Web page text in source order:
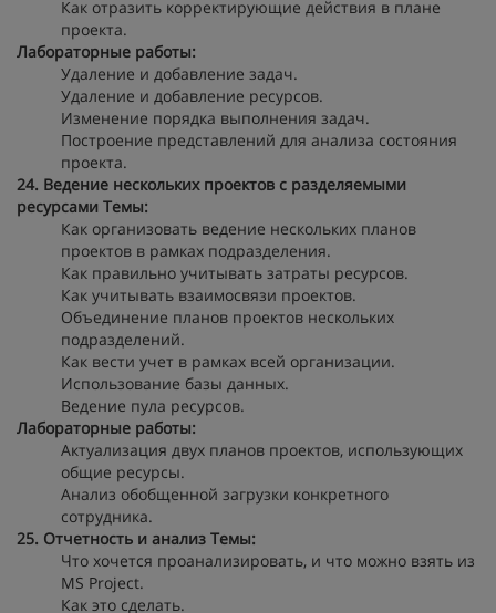
Как отразить корректирующие действия в плане
проекта.
Лабораторные работы:
Удаление и добавление задач.
Удаление и добавление ресурсов.
Изменение порядка выполнения задач.
Построение представлений для анализа состояния
проекта.
24. Ведение нескольких проектов с разделяемыми
ресурсами Темы:
Как организовать ведение нескольких планов
проектов в рамках подразделения.
Как правильно учитывать затраты ресурсов.
Как учитывать взаимосвязи проектов.
Объединение планов проектов нескольких
подразделений.
Как вести учет в рамках всей организации.
Использование базы данных.
Ведение пула ресурсов.
Лабораторные работы:
Актуализация двух планов проектов, использующих
общие ресурсы.
Анализ обобщенной загрузки конкретного
сотрудника.
25. Отчетность и анализ Темы:
Что хочется проанализировать, и что можно взять из
MS Project.
Как это сделать.